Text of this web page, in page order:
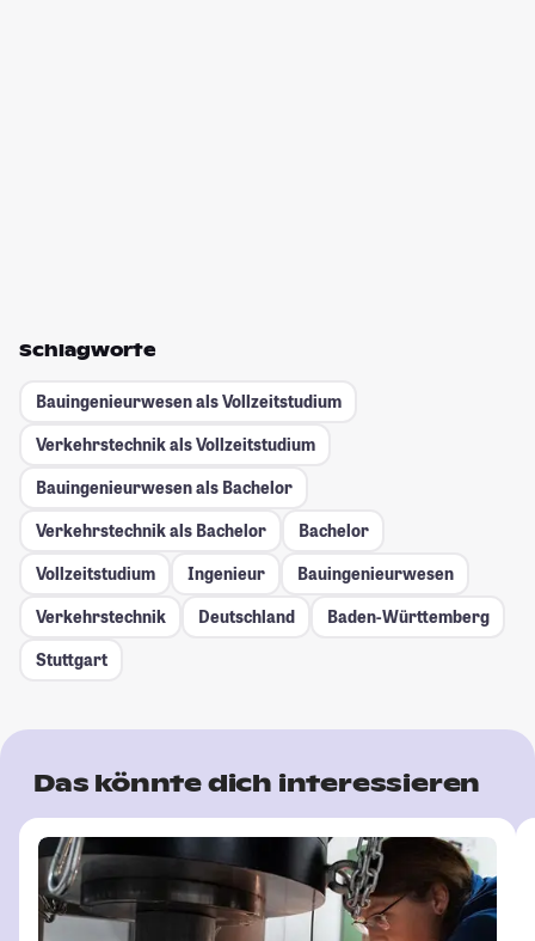
Schlagworte
Bauingenieurwesen als Vollzeitstudium
Verkehrstechnik als Vollzeitstudium
Bauingenieurwesen als Bachelor
Verkehrstechnik als Bachelor
Bachelor
Vollzeitstudium
Ingenieur
Bauingenieurwesen
Verkehrstechnik
Deutschland
Baden-Württemberg
Stuttgart
Das könnte dich interessieren